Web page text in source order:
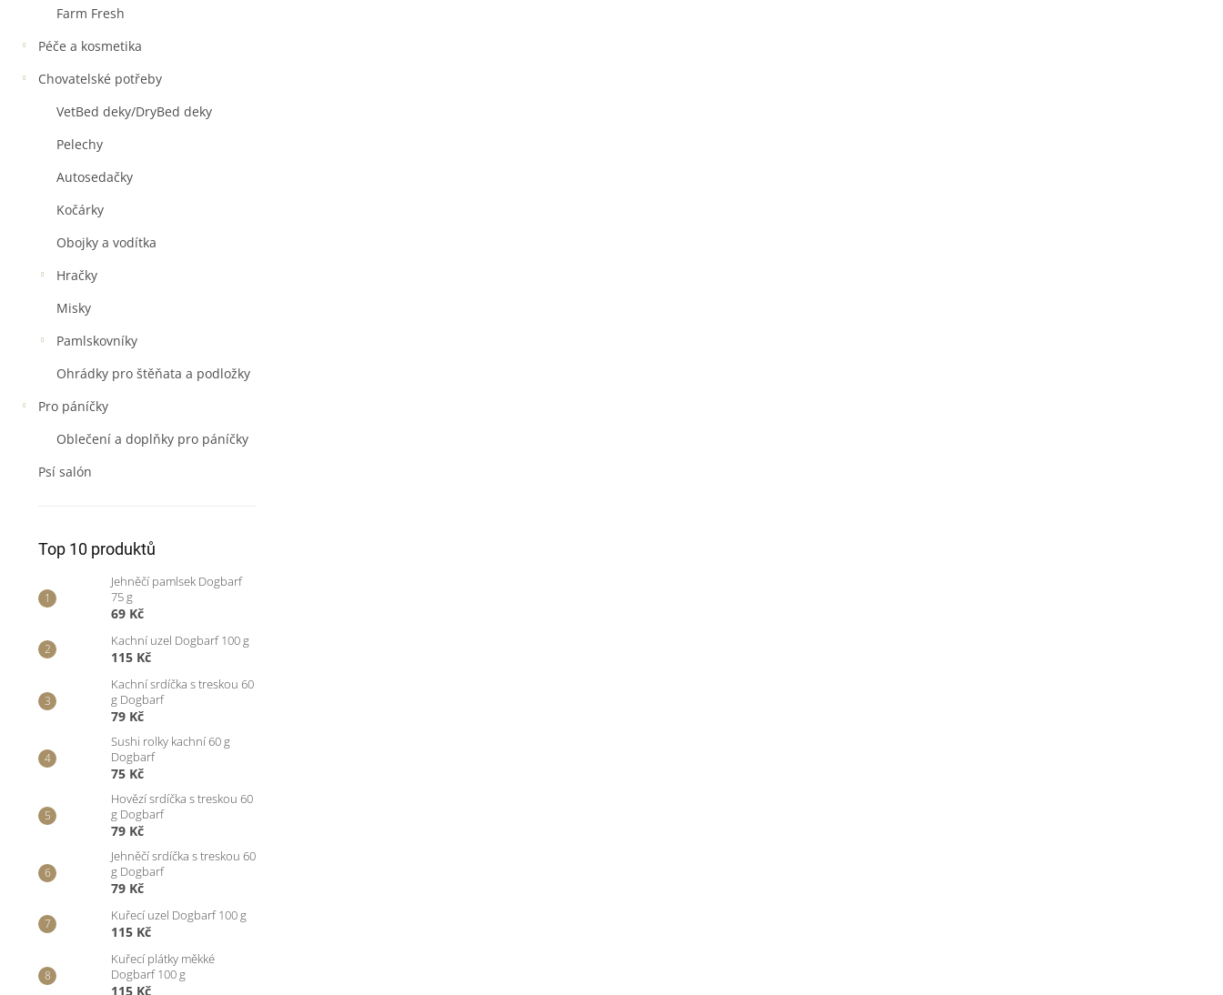
Farm Fresh
Péče a kosmetika
Chovatelské potřeby
VetBed deky/DryBed deky
Pelechy
Autosedačky
Kočárky
Obojky a vodítka
Hračky
Misky
Pamlskovníky
Ohrádky pro štěňata a podložky
Pro páníčky
Oblečení a doplňky pro páníčky
Psí salón
Top 10 produktů
Jehněčí pamlsek Dogbarf
75 g
69 Kč
Kachní uzel Dogbarf 100 g
115 Kč
Kachní srdíčka s treskou 60
g Dogbarf
79 Kč
Sushi rolky kachní 60 g
Dogbarf
75 Kč
Hovězí srdíčka s treskou 60
g Dogbarf
79 Kč
Jehněčí srdíčka s treskou 60
g Dogbarf
79 Kč
Kuřecí uzel Dogbarf 100 g
115 Kč
Kuřecí plátky měkké
Dogbarf 100 g
115 Kč